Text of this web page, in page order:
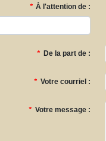
* À l'attention de :
* De la part de :
* Votre courriel :
* Votre message :